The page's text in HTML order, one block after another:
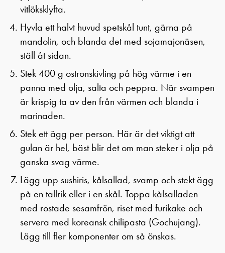
vitlöksklyfta.
Hyvla ett halvt huvud spetskål tunt, gärna på
mandolin, och blanda det med sojamajonäsen,
ställ åt sidan.
Stek 400 g ostronskivling på hög värme i en
panna med olja, salta och peppra. När svampen
är krispig ta av den från värmen och blanda i
marinaden.
Stek ett ägg per person. Här är det viktigt att
gulan är hel, bäst blir det om man steker i olja på
ganska svag värme.
Lägg upp sushiris, kålsallad, svamp och stekt ägg
på en tallrik eller i en skål. Toppa kålsalladen
med rostade sesamfrön, riset med furikake och
servera med koreansk chilipasta (Gochujang).
Lägg till fler komponenter om så önskas.